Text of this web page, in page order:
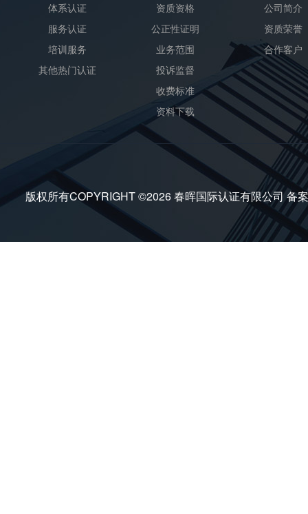
体系认证
服务认证
培训服务
其他热门认证
资质资格
公正性证明
业务范围
投诉监督
收费标准
资料下载
公司简介
资质荣誉
合作客户
版权所有COPYRIGHT ©2026 春晖国际认证有限公司 备